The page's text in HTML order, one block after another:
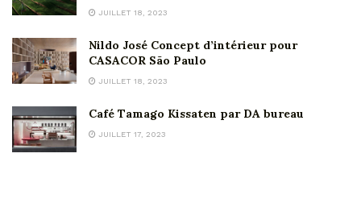
JUILLET 18, 2023
Nildo José Concept d’intérieur pour
CASACOR São Paulo
JUILLET 18, 2023
Café Tamago Kissaten par DA bureau
JUILLET 17, 2023